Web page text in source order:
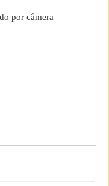
por câmera